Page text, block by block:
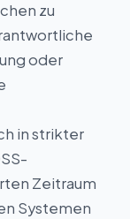
zu
oder
in strikter
Zeitraum
Systemen